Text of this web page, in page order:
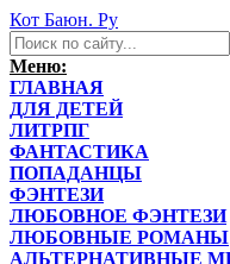
Кот Баюн. Ру
Меню:
ГЛАВНАЯ
ДЛЯ ДЕТЕЙ
ЛИТРПГ
ФАНТАСТИКА
ПОПАДАНЦЫ
ФЭНТЕЗИ
ЛЮБОВНОЕ ФЭНТЕЗИ
ЛЮБОВНЫЕ РОМАНЫ
АЛЬТЕРНАТИВНЫЕ